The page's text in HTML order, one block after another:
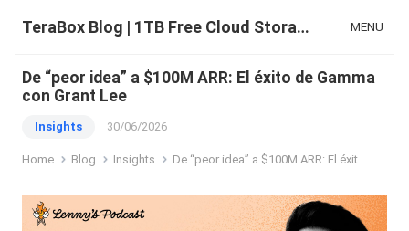
TeraBox Blog | 1TB Free Cloud Storage & All-in-One AI Space MENU
De “peor idea” a $100M ARR: El éxito de Gamma
con Grant Lee
Insights 30/06/2026
Home Blog Insights De “peor idea” a $100M ARR: El éxito de Gamma con Grant Lee